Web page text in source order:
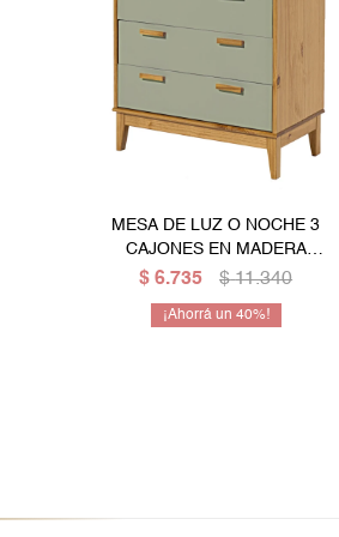
MESA DE LUZ O NOCHE 3
CAJONES EN MADERA
MACIZA - VERDE
$ 6.735 $ 11.340
40